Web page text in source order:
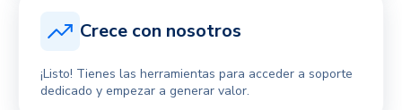
Crece con nosotros
¡Listo! Tienes las herramientas para acceder a soporte
dedicado y empezar a generar valor.